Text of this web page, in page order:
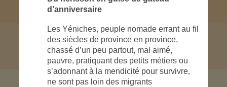
d’anniversaire
Les Yéniches, peuple nomade errant au fil
des siècles de province en province,
chassé d’un peu partout, mal aimé,
pauvre, pratiquant des petits métiers ou
s’adonnant à la mendicité pour survivre,
ne sont pas loin des migrants